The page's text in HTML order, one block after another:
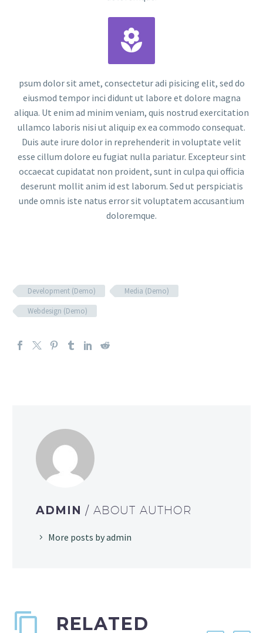


psum dolor sit amet, consectetur adi pisicing elit, sed do
eiusmod tempor inci didunt ut labore et dolore magna
aliqua. Ut enim ad minim veniam, quis nostrud exercitation
ullamco laboris nisi ut aliquip ex ea commodo consequat.
Duis aute irure dolor in reprehenderit in voluptate velit
esse cillum dolore eu fugiat nulla pariatur. Excepteur sint
occaecat cupidatat non proident, sunt in culpa qui officia
deserunt mollit anim id est laborum. Sed ut perspiciatis
unde omnis iste natus error sit voluptatem accusantium
doloremque.
Development (Demo)
Media (Demo)
Webdesign (Demo)
ADMIN / ABOUT AUTHOR
More posts by admin
RELATED